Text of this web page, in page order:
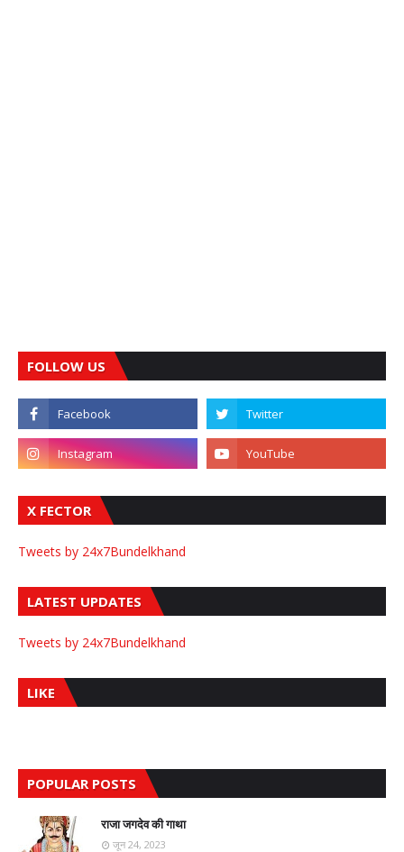
FOLLOW US
X FECTOR
Tweets by 24x7Bundelkhand
LATEST UPDATES
Tweets by 24x7Bundelkhand
LIKE
POPULAR POSTS
राजा जगदेव की गाथा
जून 24, 2023